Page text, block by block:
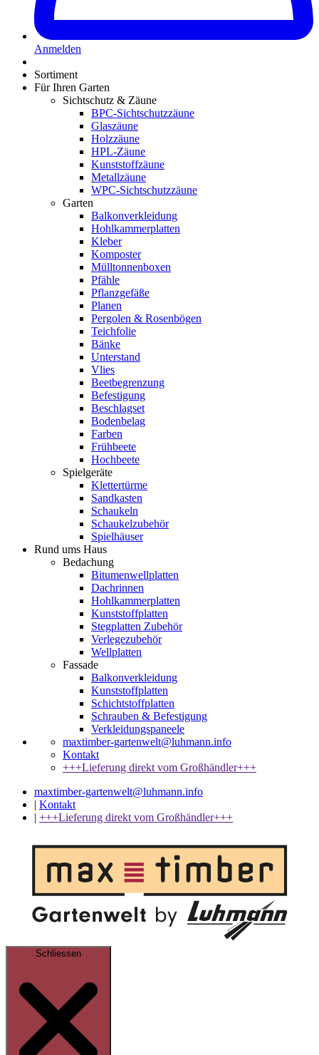
Anmelden
Sortiment
Für Ihren Garten
Sichtschutz & Zäune
BPC-Sichtschutzzäune
Glaszäune
Holzzäune
HPL-Zäune
Kunststoffzäune
Metallzäune
WPC-Sichtschutzzäune
Garten
Balkonverkleidung
Hohlkammerplatten
Kleber
Komposter
Mülltonnenboxen
Pfähle
Pflanzgefäße
Planen
Pergolen & Rosenbögen
Teichfolie
Bänke
Unterstand
Vlies
Beetbegrenzung
Befestigung
Beschlagset
Bodenbelag
Farben
Frühbeete
Hochbeete
Spielgeräte
Klettertürme
Sandkasten
Schaukeln
Schaukelzubehör
Spielhäuser
Rund ums Haus
Bedachung
Bitumenwellplatten
Dachrinnen
Hohlkammerplatten
Kunststoffplatten
Stegplatten Zubehör
Verlegezubehör
Wellplatten
Fassade
Balkonverkleidung
Kunststoffplatten
Schichtstoffplatten
Schrauben & Befestigung
Verkleidungspaneele
maxtimber-gartenwelt@luhmann.info
Kontakt
+++Lieferung direkt vom Großhändler+++
maxtimber-gartenwelt@luhmann.info
| Kontakt
| +++Lieferung direkt vom Großhändler+++
Schliessen